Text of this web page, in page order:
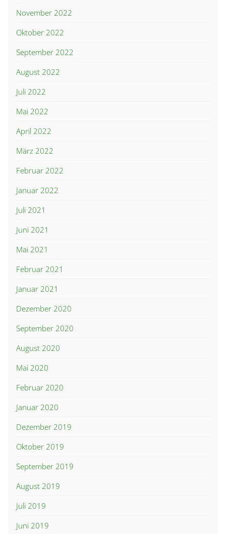
November 2022
Oktober 2022
September 2022
August 2022
Juli 2022
Mai 2022
April 2022
März 2022
Februar 2022
Januar 2022
Juli 2021
Juni 2021
Mai 2021
Februar 2021
Januar 2021
Dezember 2020
September 2020
August 2020
Mai 2020
Februar 2020
Januar 2020
Dezember 2019
Oktober 2019
September 2019
August 2019
Juli 2019
Juni 2019